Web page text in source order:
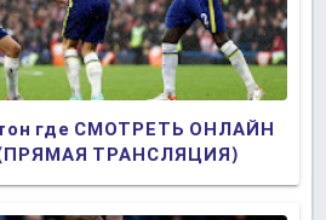
где СМОТРЕТЬ ОНЛАЙН
ТРАНСЛЯЦИЯ)